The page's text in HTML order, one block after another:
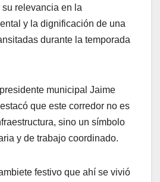
relevancia en la
y la dignificación de una
durante la temporada
municipal Jaime
que este corredor no es
sino un símbolo
y de trabajo coordinado.
festivo que ahí se vivió